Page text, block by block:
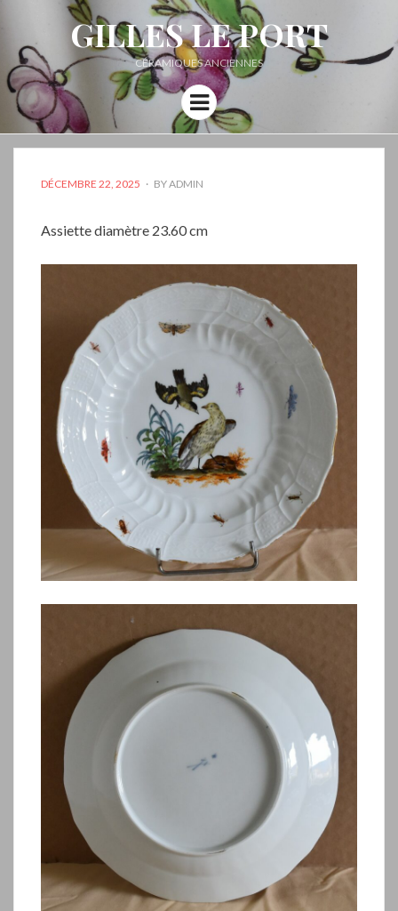
GILLES LE PORT
CÉRAMIQUES ANCIENNES
Menu
POSTED
DÉCEMBRE 22, 2025 BYADMIN
Assiette diamètre 23.60 cm